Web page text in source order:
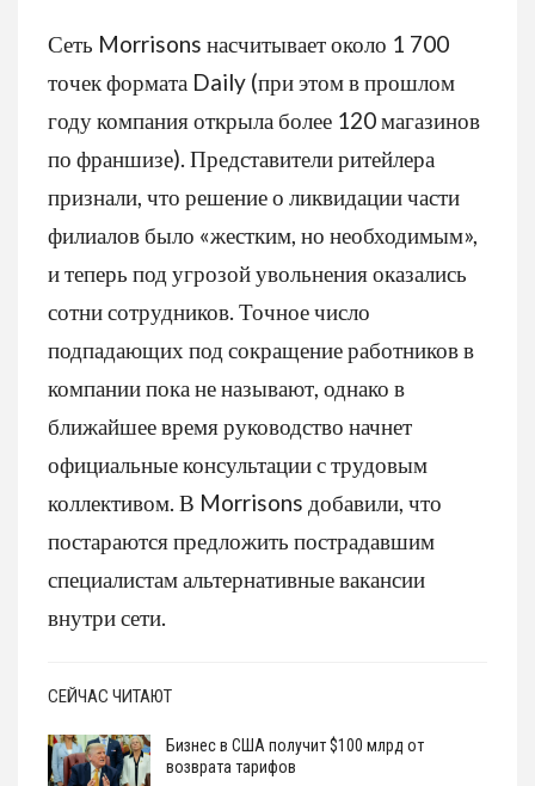
Сеть Morrisons насчитывает около 1 700
точек формата Daily (при этом в прошлом
году компания открыла более 120 магазинов
по франшизе). Представители ритейлера
признали, что решение о ликвидации части
филиалов было «жестким, но необходимым»,
и теперь под угрозой увольнения оказались
сотни сотрудников. Точное число
подпадающих под сокращение работников в
компании пока не называют, однако в
ближайшее время руководство начнет
официальные консультации с трудовым
коллективом. В Morrisons добавили, что
постараются предложить пострадавшим
специалистам альтернативные вакансии
внутри сети.
СЕЙЧАС ЧИТАЮТ
Бизнес в США получит $100 млрд от
возврата тарифов